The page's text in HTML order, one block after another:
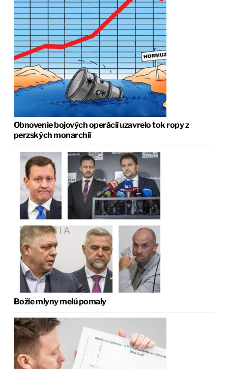
Obnovenie bojových operácií uzavrelo tok ropy z
perzských monarchií
Božie mlyny melú pomaly